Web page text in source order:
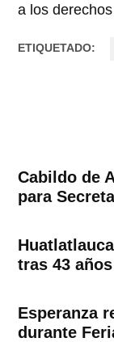
a los
ETIQUETADO:
Cabildo de
para
tras 43 años
Esperanza
durante